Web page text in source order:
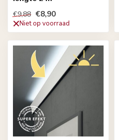
€9,88 €8,90
Niet op voorraad